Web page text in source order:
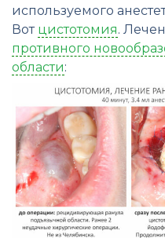
используемого
Вот цистотомия.
противного
области: